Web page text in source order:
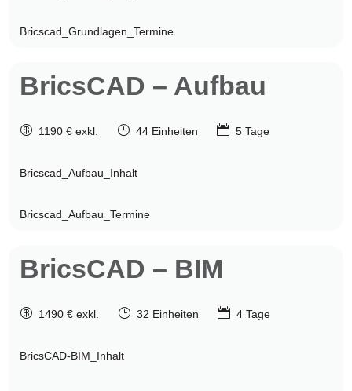
Bricscad_Grundlagen_Termine
BricsCAD – Aufbau
1190 € exkl. }44 Einheiten  5 Tage
Bricscad_Aufbau_Inhalt
Bricscad_Aufbau_Termine
BricsCAD – BIM
1490 € exkl. }32 Einheiten  4 Tage
BricsCAD-BIM_Inhalt